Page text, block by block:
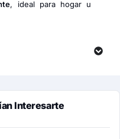
, ideal para hogar u
Interesarte